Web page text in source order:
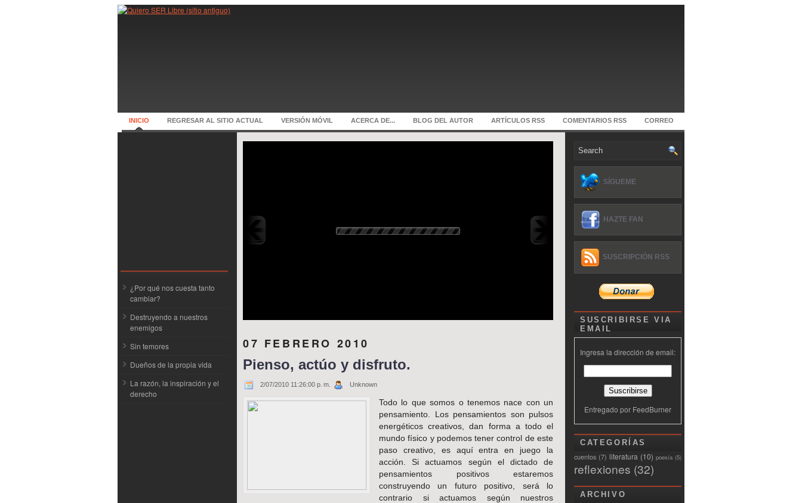
INICIO REGRESAR AL SITIO ACTUAL VERSIÓN MÓVIL ACERCA DE... BLOG DEL AUTOR ARTÍCULOS RSS COMENTARIOS RSS CORREO
¿Por qué nos cuesta tanto
cambiar?
Destruyendo a nuestros
enemigos
Sin temores
Dueños de la propia vida
La razón, la inspiración y el
derecho
07 FEBRERO 2010
Pienso, actúo y disfruto.
2/07/2010 11:26:00 p. m. Unknown
Todo lo que somos o tenemos nace con un
pensamiento. Los pensamientos son pulsos
energéticos creativos, dan forma a todo el
mundo físico y podemos tener control de este
paso creativo, es aquí entra en juego la
acción. Si actuamos según el dictado de
pensamientos positivos estaremos
construyendo un futuro positivo, será lo
contrario si actuamos según nuestros
SÍGUEME
HAZTE FAN
SUSCRIPCIÓN RSS
SUSCRIBIRSE VIA
EMAIL
Ingresa la dirección de email:
Entregado por FeedBurner
CATEGORÍAS
cuentos (7) literatura (10) poesía (5)
reflexiones (32)
ARCHIVO